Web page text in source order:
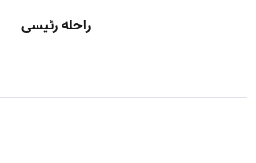
راحله رئیسی